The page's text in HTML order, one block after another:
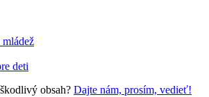
mládež
deti
obsah? Dajte nám, prosím, vedieť!